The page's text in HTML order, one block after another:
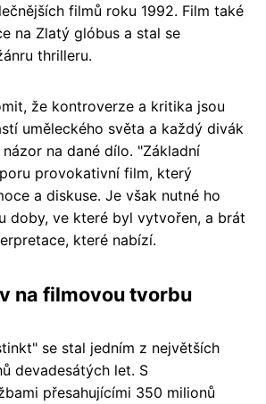
filmů roku 1992. Film také
na Zlatý glóbus a stal se
thrilleru.
že kontroverze a kritika jsou
uměleckého světa a každý divák
na dané dílo. "Základní
provokativní film, který
a diskuse. Je však nutné ho
doby, ve které byl vytvořen, a brát
které nabízí.
na filmovou tvorbu
se stal jedním z největších
devadesátých let. S
přesahujícími 350 milionů